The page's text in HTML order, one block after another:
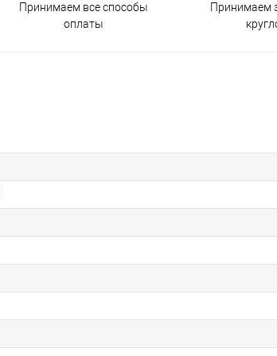
Принимаем все способы
оплаты
Принимаем